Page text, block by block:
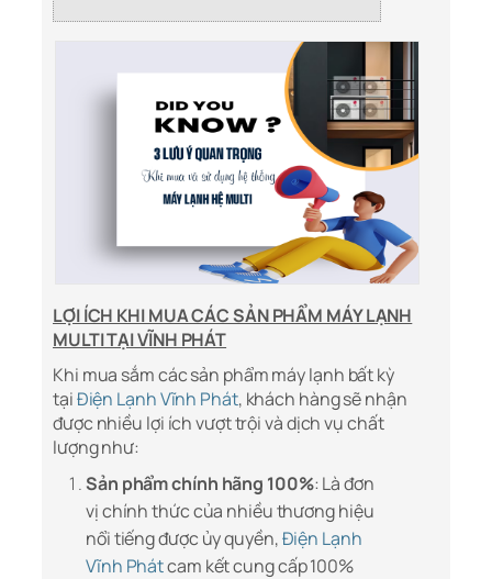
LỢI ÍCH KHI MUA CÁC SẢN PHẨM MÁY LẠNH
MULTI TẠI VĨNH PHÁT
Khi mua sắm các sản phẩm máy lạnh bất kỳ
tạiĐiện Lạnh Vĩnh Phát, khách hàng sẽ nhận
được nhiều lợi ích vượt trội và dịch vụ chất
lượng như:
Sản phẩm chính hãng 100%: Là đơn
vị chính thức của nhiều thương hiệu
nổi tiếng được ủy quyền,Điện Lạnh
Vĩnh Phátcam kết cung cấp 100%